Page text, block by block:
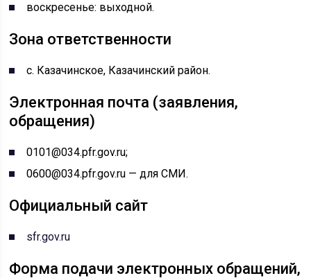
воскресенье: выходной.
Зона ответственности
с. Казачинское, Казачинский район.
Электронная почта (заявления,
обращения)
0101@034.pfr.gov.ru;
0600@034.pfr.gov.ru — для СМИ.
Официальный сайт
sfr.gov.ru
Форма подачи электронных обращений,